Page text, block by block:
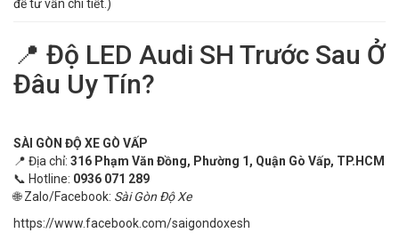
để tư vấn chi tiết.)
📍 Độ LED Audi SH Trước Sau Ở
Đâu Uy Tín?
SÀI GÒN ĐỘ XE GÒ VẤP
📍 Địa chỉ: 316 Phạm Văn Đồng, Phường 1, Quận Gò Vấp, TP.HCM
📞 Hotline: 0936 071 289
🌐 Zalo/Facebook: Sài Gòn Độ Xe
https://www.facebook.com/saigondoxesh